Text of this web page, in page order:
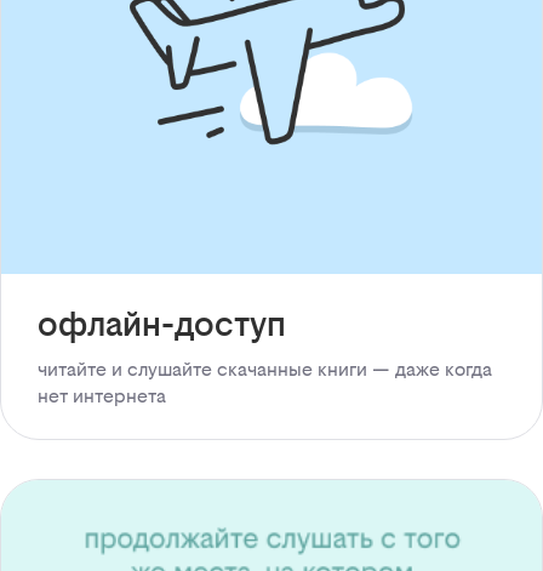
офлайн-доступ
читайте и слушайте скачанные книги — даже когда
нет интернета